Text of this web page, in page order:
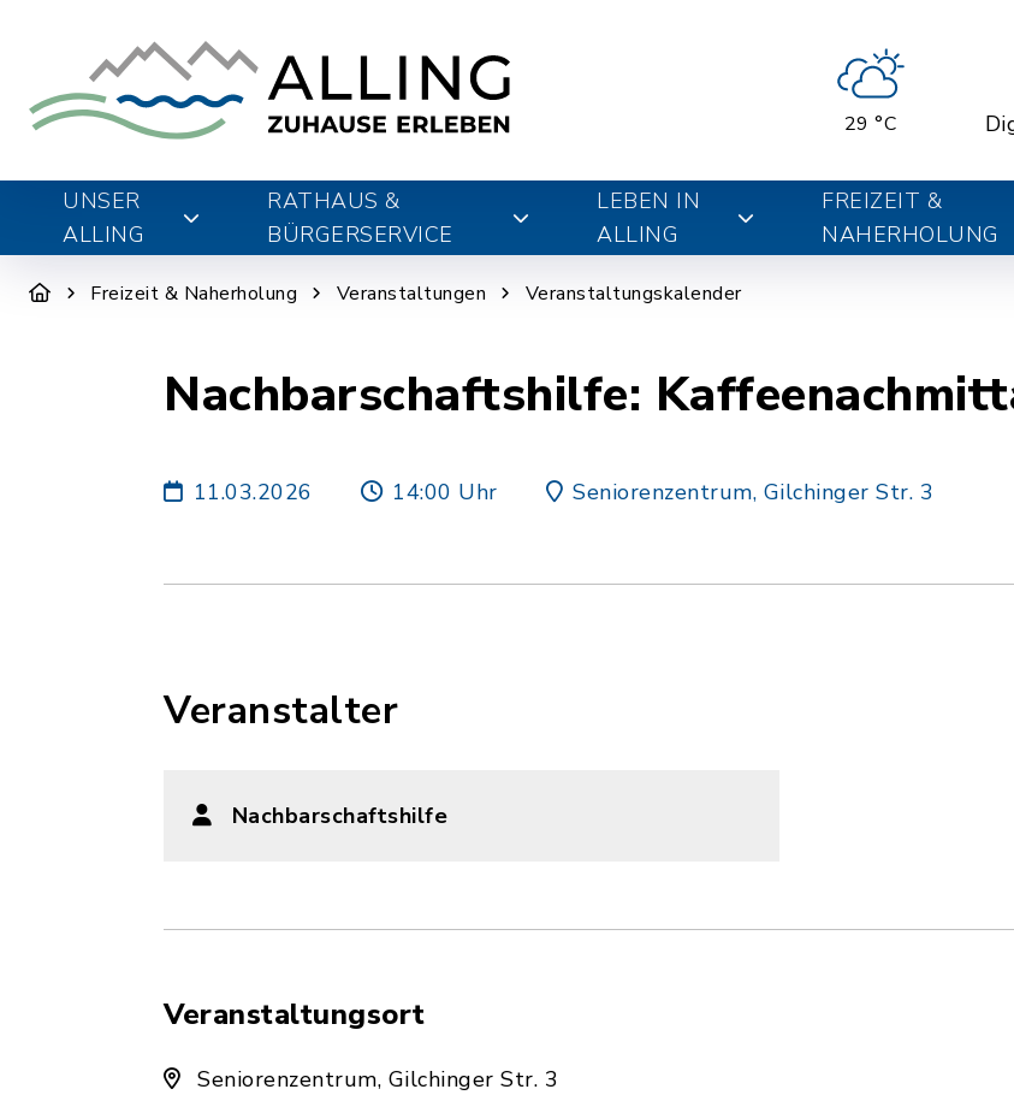
29 °C
UNSER
ALLING
RATHAUS &
BÜRGERSERVICE
LEBEN IN
ALLING
FREIZEIT &
NAHERHOLUNG
Freizeit & Naherholung Veranstaltungen Veranstaltungskalender
Nachbarschaftshilfe:
11.03.2026 14:00 Uhr Seniorenzentrum, Gilchinger Str. 3
Veranstalter
Nachbarschaftshilfe
Veranstaltungsort
Seniorenzentrum, Gilchinger Str. 3